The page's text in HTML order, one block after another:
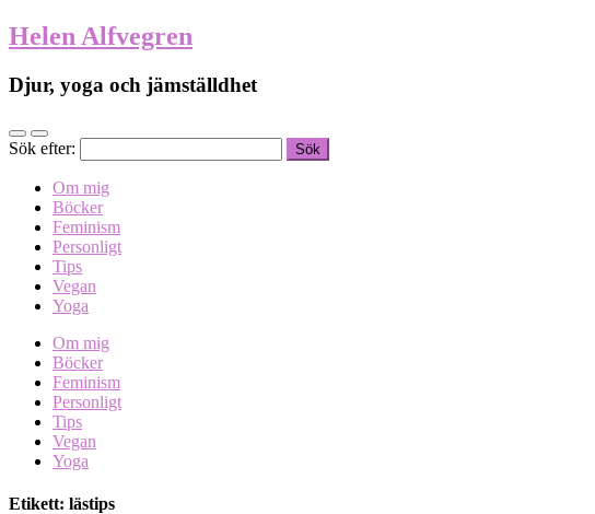
Helen Alfvegren
Djur, yoga och jämställdhet
Sök efter:
Om mig
Böcker
Feminism
Personligt
Tips
Vegan
Yoga
Om mig
Böcker
Feminism
Personligt
Tips
Vegan
Yoga
Etikett: lästips